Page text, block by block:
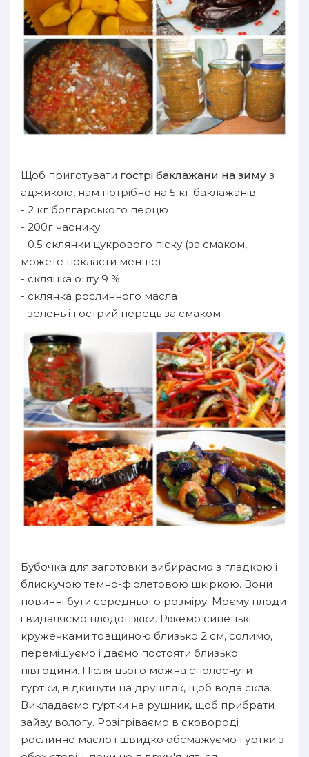
Щоб приготувати гострі баклажани на зиму з
аджикою, нам потрібно на 5 кг баклажанів
- 2 кг болгарського перцю
- 200г часнику
- 0.5 склянки цукрового піску (за смаком,
можете покласти менше)
- склянка оцту 9 %
- склянка рослинного масла
- зелень і гострий перець за смаком
Бубочка для заготовки вибираємо з гладкою і
блискучою темно-фіолетовою шкіркою. Вони
повинні бути середнього розміру. Моєму плоди
і видаляємо плодоніжки. Ріжемо синенькі
кружечками товщиною близько 2 см, солимо,
перемішуємо і даємо постояти близько
півгодини. Після цього можна сполоснути
гуртки, відкинути на друшляк, щоб вода скла.
Викладаємо гуртки на рушник, щоб прибрати
зайву вологу. Розігріваємо в сковороді
рослинне масло і швидко обсмажуємо гуртки з